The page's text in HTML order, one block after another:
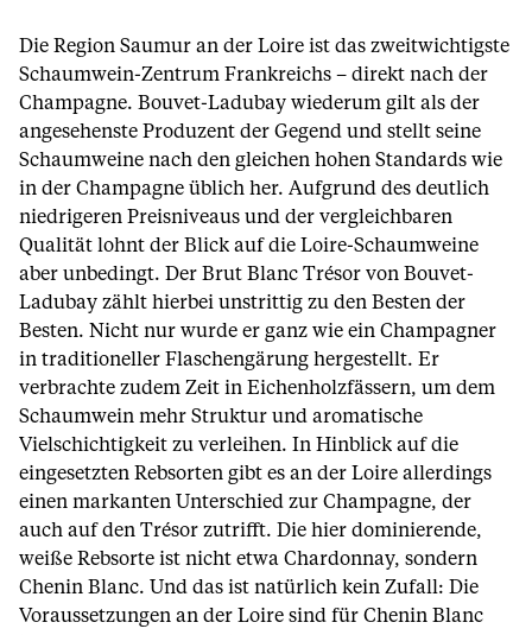
Die Region Saumur an der Loire ist das zweitwichtigste
Schaumwein-Zentrum Frankreichs – direkt nach der
Champagne. Bouvet-Ladubay wiederum gilt als der
angesehenste Produzent der Gegend und stellt seine
Schaumweine nach den gleichen hohen Standards wie
in der Champagne üblich her. Aufgrund des deutlich
niedrigeren Preisniveaus und der vergleichbaren
Qualität lohnt der Blick auf die Loire-Schaumweine
aber unbedingt. Der Brut Blanc Trésor von Bouvet-
Ladubay zählt hierbei unstrittig zu den Besten der
Besten. Nicht nur wurde er ganz wie ein Champagner
in traditioneller Flaschengärung hergestellt. Er
verbrachte zudem Zeit in Eichenholzfässern, um dem
Schaumwein mehr Struktur und aromatische
Vielschichtigkeit zu verleihen. In Hinblick auf die
eingesetzten Rebsorten gibt es an der Loire allerdings
einen markanten Unterschied zur Champagne, der
auch auf den Trésor zutrifft. Die hier dominierende,
weiße Rebsorte ist nicht etwa Chardonnay, sondern
Chenin Blanc. Und das ist natürlich kein Zufall: Die
Voraussetzungen an der Loire sind für Chenin Blanc